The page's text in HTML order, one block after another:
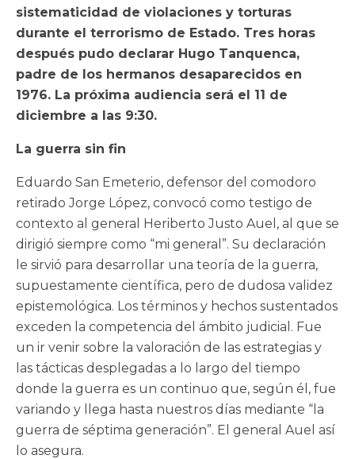
sistematicidad de violaciones y torturas
durante el terrorismo de Estado. Tres horas
después pudo declarar Hugo Tanquenca,
padre de los hermanos desaparecidos en
1976. La próxima audiencia será el 11 de
diciembre a las 9:30.
La guerra sin fin
Eduardo San Emeterio, defensor del comodoro
retirado Jorge López, convocó como testigo de
contexto al general Heriberto Justo Auel, al que se
dirigió siempre como “mi general”. Su declaración
le sirvió para desarrollar una teoría de la guerra,
supuestamente científica, pero de dudosa validez
epistemológica. Los términos y hechos sustentados
exceden la competencia del ámbito judicial. Fue
un ir venir sobre la valoración de las estrategias y
las tácticas desplegadas a lo largo del tiempo
donde la guerra es un continuo que, según él, fue
variando y llega hasta nuestros días mediante “la
guerra de séptima generación”. El general Auel así
lo asegura.